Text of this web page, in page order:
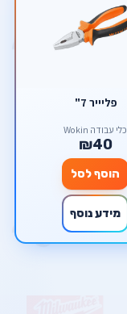
פליייר 7"
כלי עבודה Wokin
₪40
הוסף לסל
מידע נוסף